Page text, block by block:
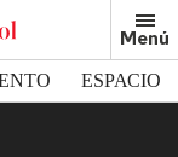
Menú
ESPACIO